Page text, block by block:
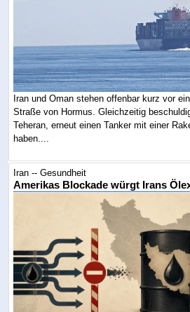
Iran und Oman stehen offenbar kurz vor
Straße von Hormus. Gleichzeitig
Teheran, erneut einen Tanker mit einer
haben....
Iran -- Gesundheit
Amerikas Blockade würgt Irans